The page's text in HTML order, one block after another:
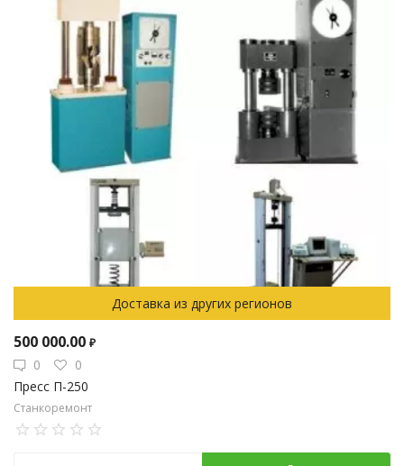
Доставка из других регионов
500 000.00 ₽
0
0
Пресс П-250
Станкоремонт